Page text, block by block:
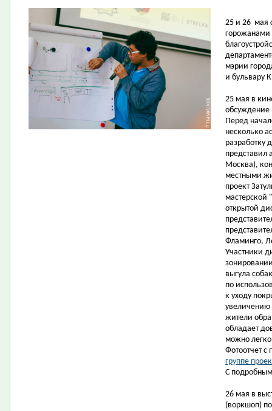
25 и 26 мая
горожанами
мэрии
и бульвару
25 мая в
обсуждение
Перед
несколько
разработку
представил
Москва),
местными
проект
мастерской
открытой
Фламинго,
Участники
выгула
по
к уходу
увеличению
жители
обладает
можно
Фотоотчет
группе
С
26 мая в
(воркшоп)